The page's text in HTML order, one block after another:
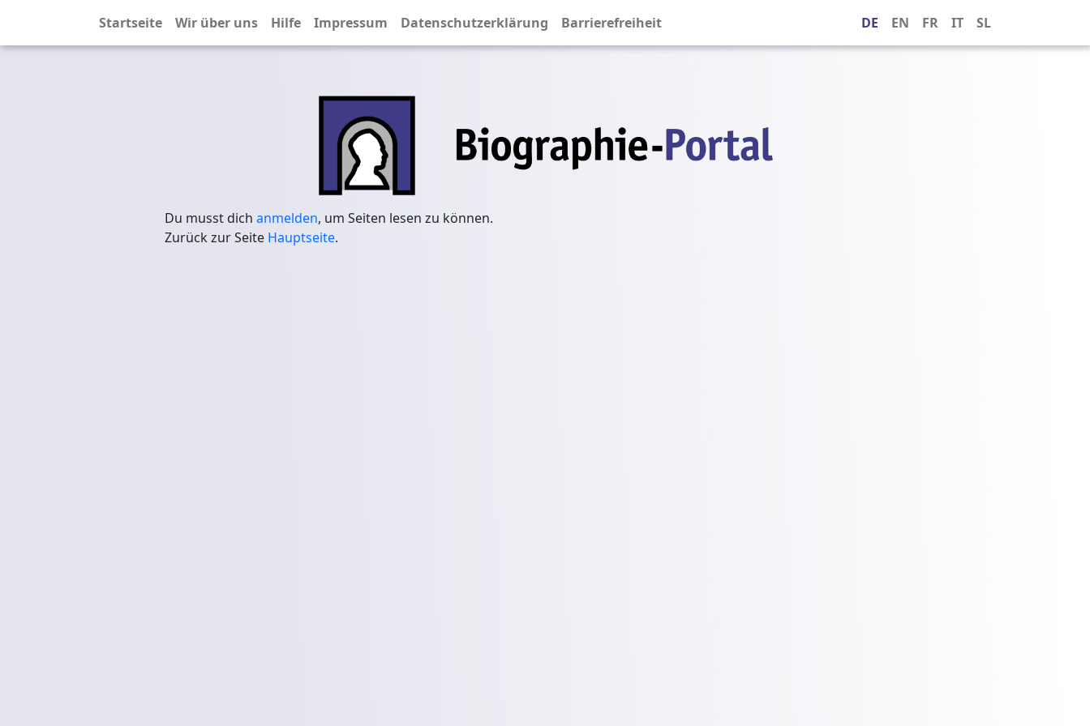
Startseite Wir über uns Hilfe Impressum Datenschutzerklärung Barrierefreiheit DE EN FR IT SL
Du musst dich anmelden, um Seiten lesen zu können.
Zurück zur Seite Hauptseite.